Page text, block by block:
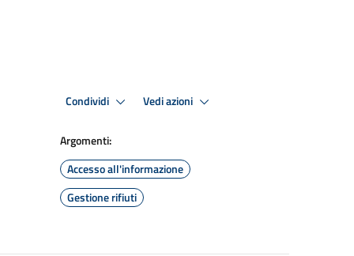
Condividi Vedi azioni
Argomenti:
Accesso all'informazione
Gestione rifiuti